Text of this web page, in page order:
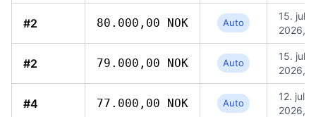
#2 80.000,00 NOK Auto
15. jul.
2026,
#2 79.000,00 NOK Auto
15. jul.
2026,
#4 77.000,00 NOK Auto
12. jul.
2026,